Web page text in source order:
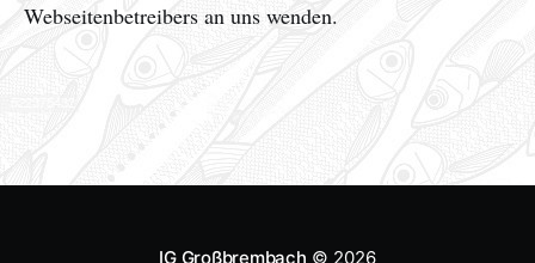
Webseitenbetreibers an uns wenden.
IG Großbrembach © 2026